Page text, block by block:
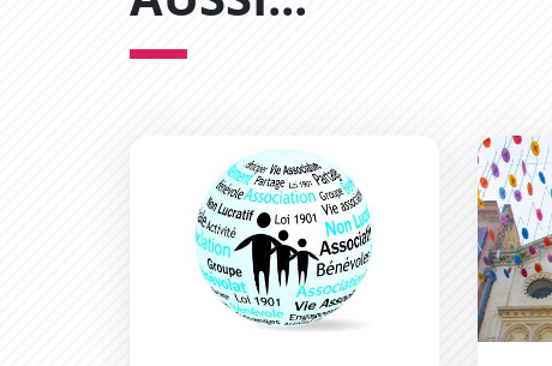
Annuaire des associations